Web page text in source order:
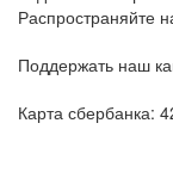
Распространяйте
Поддержать наш
Карта сбербанка: